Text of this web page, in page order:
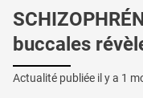
buccales
Actualité publiée il y a 1